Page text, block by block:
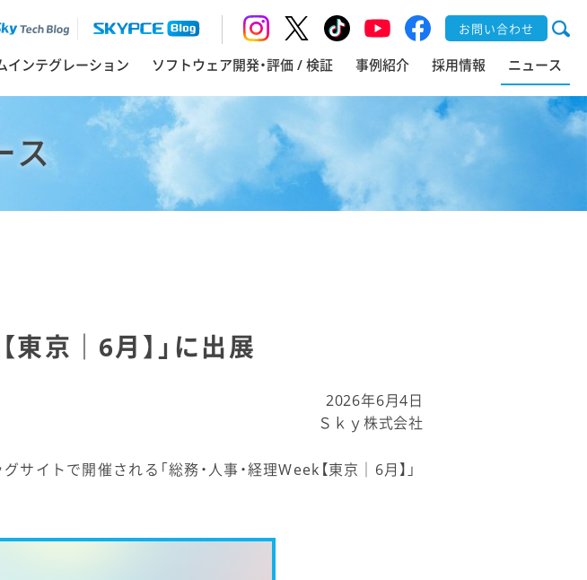
お問い合わせ
インテグレーション ソフトウェア開発・評価 / 検証 事例紹介 採用情報 ニュース
ス
東京｜6月】」に出展
2026年6月4日
Ｓｋｙ株式会社
イトで開催される「総務・人事・経理Week【東京｜6月】」